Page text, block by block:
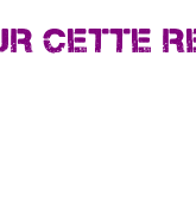
CETTE